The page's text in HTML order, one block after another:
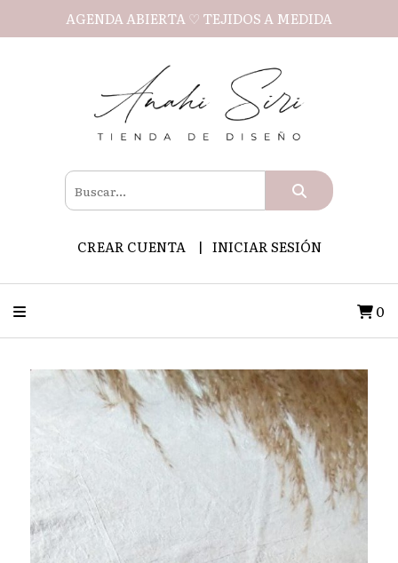
AGENDA ABIERTA ♡ TEJIDOS A MEDIDA
CREAR CUENTA INICIAR SESIÓN
0